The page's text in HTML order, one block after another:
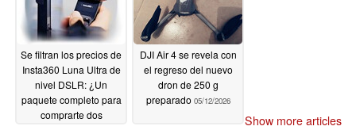
Se filtran los precios de
Insta360 Luna Ultra de
nivel DSLR: ¿Un
paquete completo para
comprarte dos
DJI Air 4 se revela con
el regreso del nuevo
dron de 250 g
preparado 05/12/2026
Show more articles